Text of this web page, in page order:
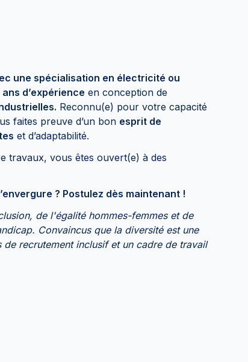
une spécialisation en électricité ou
ans d’expérience en conception de
Reconnu(e) pour votre capacité
faites preuve d’un bon esprit de
et d’adaptabilité.
travaux, vous êtes ouvert(e) à des
? Postulez dès maintenant !
de l'égalité hommes-femmes et de
Convaincus que la diversité est une
recrutement inclusif et un cadre de travail